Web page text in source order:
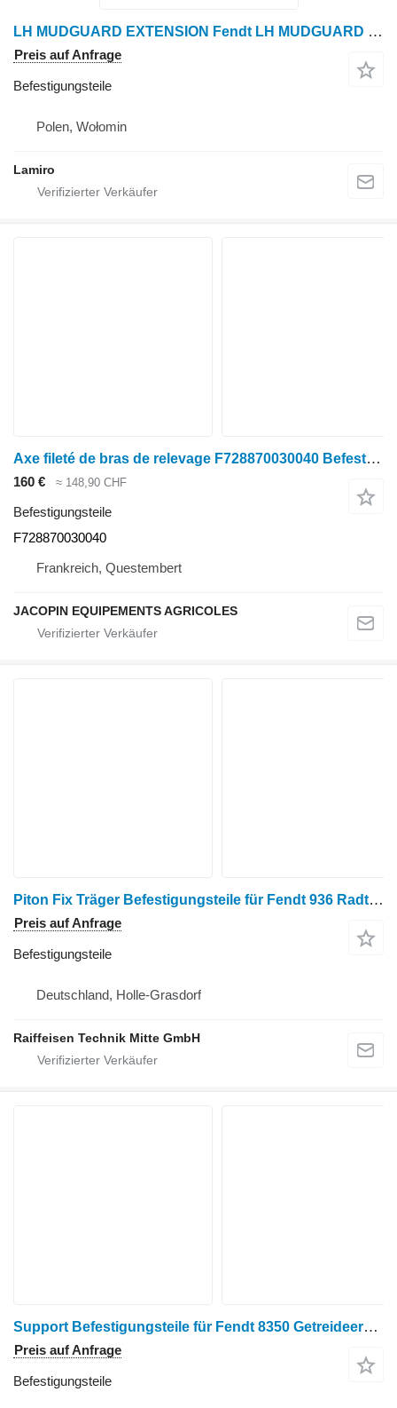
LH MUDGUARD EXTENSION Fendt LH MUDGUARD EXTENSION für Fendt Radtraktor
Preis auf Anfrage
Befestigungsteile
Polen, Wołomin
Lamiro
Axe fileté de bras de relevage F728870030040 Befestigungsteile für Fendt 700,800 Radtraktor
160 € ≈ 148,90 CHF
Befestigungsteile
F728870030040
Frankreich, Questembert
JACOPIN EQUIPEMENTS AGRICOLES
Piton Fix Träger Befestigungsteile für Fendt 936 Radtraktor
Preis auf Anfrage
Befestigungsteile
Deutschland, Holle-Grasdorf
Raiffeisen Technik Mitte GmbH
Support Befestigungsteile für Fendt 8350 Getreideernter
Preis auf Anfrage
Befestigungsteile